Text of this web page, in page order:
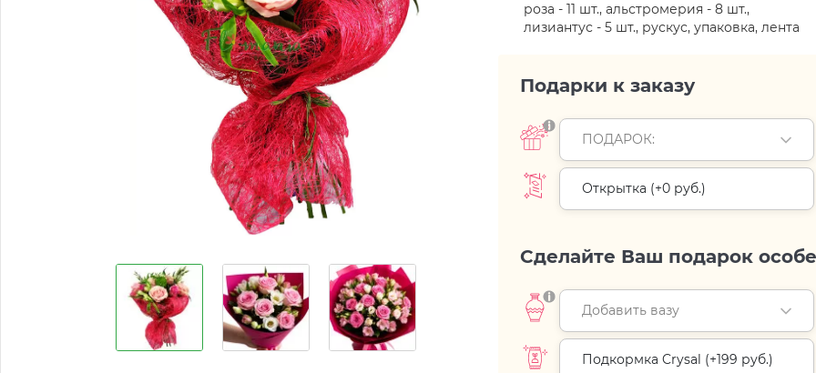
роза - 11 шт., альстромерия - 8 шт.,
лизиантус - 5 шт., рускус, упаковка, лента
Подарки к заказу
ПОДАРОК:
Открытка (+0 руб.)
Сделайте Ваш подарок
Добавить вазу
Подкормка Crysal (+199 руб.)